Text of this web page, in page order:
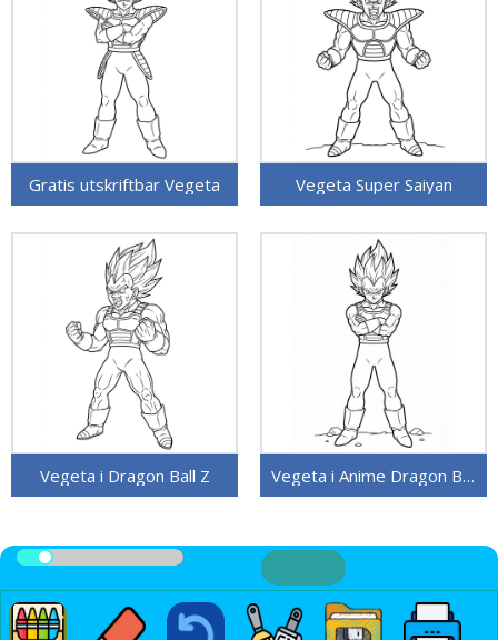
Gratis utskriftbar Vegeta Vegeta Super Saiyan
Vegeta i Dragon Ball Z Vegeta i Anime Dragon Ball Z